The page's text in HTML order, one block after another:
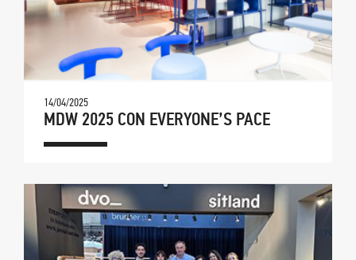
14/04/2025
MDW 2025 CON EVERYONE’S PACE